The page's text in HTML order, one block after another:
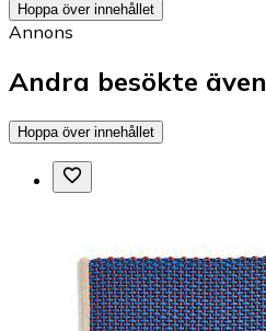
Hoppa över innehållet
Annons
Andra besökte även
Hoppa över innehållet